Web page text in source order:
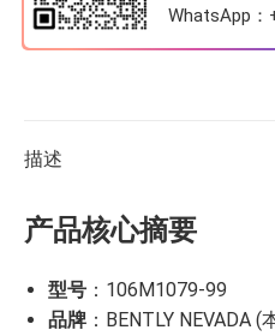
WhatsApp：
描述
产品核心摘要
型号 ：106M1079-99
品牌 ：BENTLY NEVADA